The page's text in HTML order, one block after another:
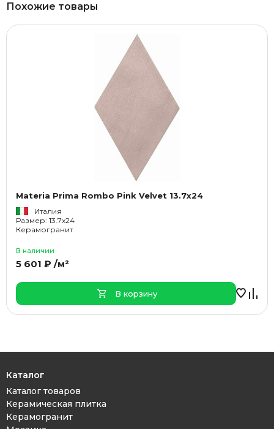
Похожие товары
Materia Prima Rombo Pink Velvet 13.7x24
Италия
Размер: 13.7x24
Керамогранит
В наличии
5 601 ₽ /м²
В корзину
Каталог
Каталог товаров
Керамическая плитка
Керамогранит